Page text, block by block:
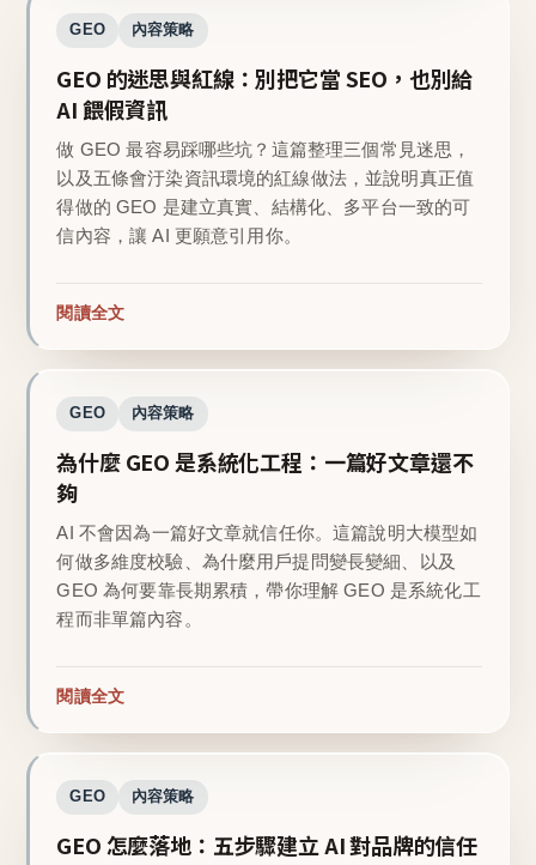
GEO 內容策略
GEO 的迷思與紅線：別把它當 SEO，也別給
AI 餵假資訊
做 GEO 最容易踩哪些坑？這篇整理三個常見迷思，
以及五條會汙染資訊環境的紅線做法，並說明真正值
得做的 GEO 是建立真實、結構化、多平台一致的可
信內容，讓 AI 更願意引用你。
閱讀全文
GEO 內容策略
為什麼 GEO 是系統化工程：一篇好文章還不
夠
AI 不會因為一篇好文章就信任你。這篇說明大模型如
何做多維度校驗、為什麼用戶提問變長變細、以及
GEO 為何要靠長期累積，帶你理解 GEO 是系統化工
程而非單篇內容。
閱讀全文
GEO 內容策略
GEO 怎麼落地：五步驟建立 AI 對品牌的信任